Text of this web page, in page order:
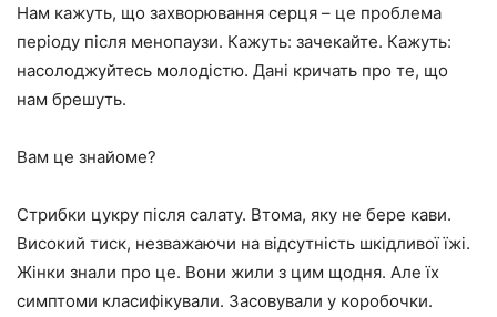
Нам кажуть, що захворювання серця – це проблема
періоду після менопаузи. Кажуть: зачекайте. Кажуть:
насолоджуйтесь молодістю. Дані кричать про те, що
нам брешуть.
Вам це знайоме?
Стрибки цукру після салату. Втома, яку не бере кави.
Високий тиск, незважаючи на відсутність шкідливої ​​їжі.
Жінки знали про це. Вони жили з цим щодня. Але їх
симптоми класифікували. Засовували у коробочки.